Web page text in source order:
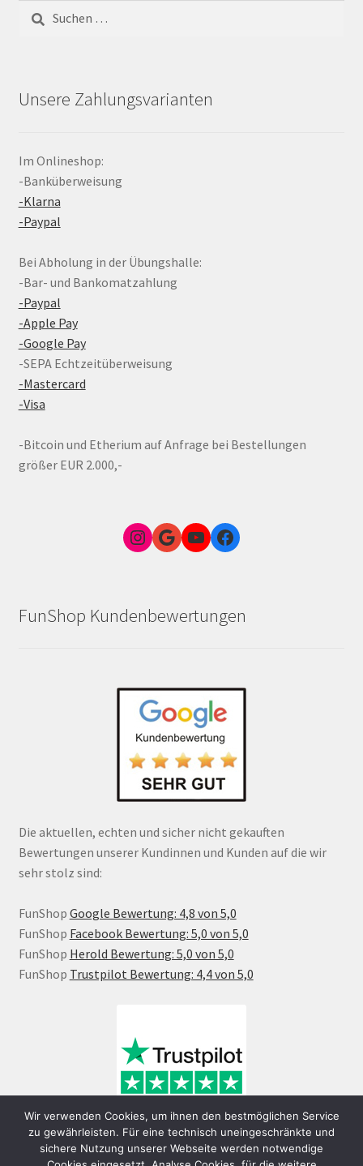
nach:
Unsere Zahlungsvarianten
Im Onlineshop:
-Banküberweisung
-Klarna
-Paypal
Bei Abholung in der Übungshalle:
-Bar- und Bankomatzahlung
-Paypal
-Apple Pay
-Google Pay
-SEPA Echtzeitüberweisung
-Mastercard
-Visa
-Bitcoin und Etherium auf Anfrage bei Bestellungen
größer EUR 2.000,-
Instagram
Google Link zum FunShop WienYouTubeFacebook
FunShop Kundenbewertungen
Die aktuellen, echten und sicher nicht gekauften
Bewertungen unserer Kundinnen und Kunden auf die wir
sehr stolz sind:
FunShop Google Bewertung: 4,8 von 5,0
FunShop Facebook Bewertung: 5,0 von 5,0
FunShop Herold Bewertung: 5,0 von 5,0
FunShop Trustpilot Bewertung: 4,4 von 5,0
Wir verwenden Cookies, um ihnen den bestmöglichen Service
zu gewährleisten. Für eine technisch uneingeschränkte und
sichere Nutzung unserer Webseite werden notwendige